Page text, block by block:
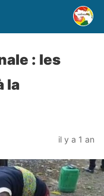
: les
la
il y a 1 an